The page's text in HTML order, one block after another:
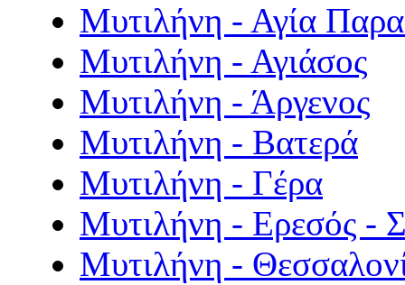
Μυτιλήνη - Αγία
Μυτιλήνη - Αγιάσος
Μυτιλήνη - Άργενος
Μυτιλήνη - Βατερά
Μυτιλήνη - Γέρα
Μυτιλήνη - Ερεσός -
Μυτιλήνη -